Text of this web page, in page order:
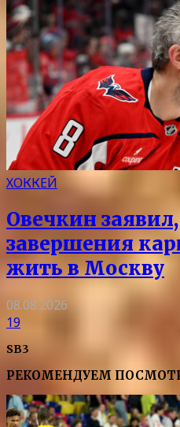
ХОККЕЙ
Овечкин
завершения
жить в Москву
08.08.2026
19
SB3
РЕКОМЕНДУЕМ